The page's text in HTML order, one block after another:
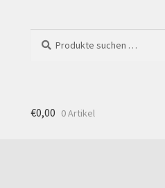
nach:
€0,00 0 Artikel